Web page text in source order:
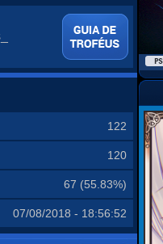
122
120
67 (55.83%)
07/08/2018 - 18:56:52